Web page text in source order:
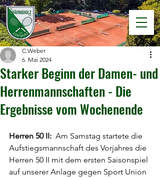
Starker Beginn der Damen- und
Herrenmannschaften - Die
Ergebnisse vom Wochenende
C.Weber
6. Mai 2024
Herren 50 II: Am Samstag startete die
Aufstiegsmannschaft des Vorjahres die
Herren 50 II mit dem ersten Saisonspiel
auf unserer Anlage gegen Sport Union